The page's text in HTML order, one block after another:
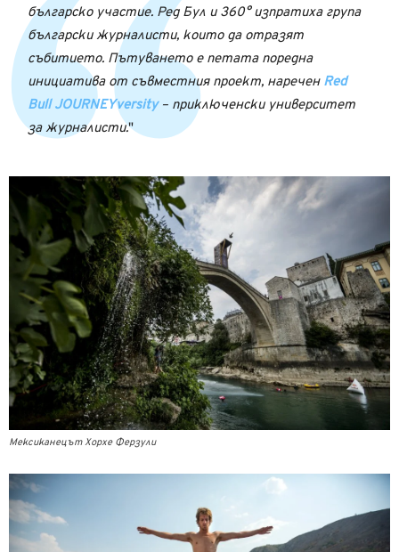
българско участие. Ред Бул и 360° изпратиха група
български журналисти, които да отразят
събитието. Пътуването е петата поредна
инициатива от съвместния проект, наречен Red
Bull JOURNEYversity– приключенски университет
за журналисти.
Мексиканецът Хорхе Ферзули